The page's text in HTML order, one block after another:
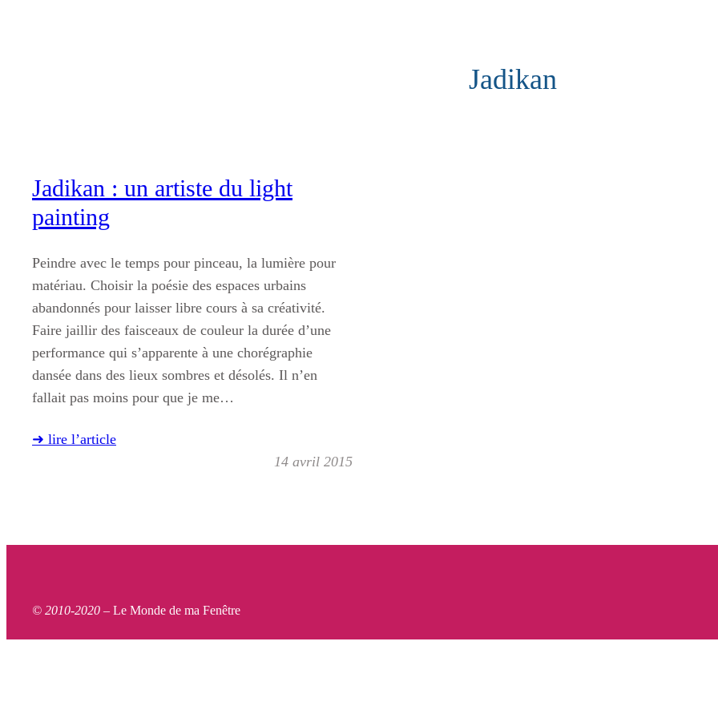
Jadikan
Jadikan : un artiste du light
painting
Peindre avec le temps pour pinceau, la lumière pour
matériau. Choisir la poésie des espaces urbains
abandonnés pour laisser libre cours à sa créativité.
Faire jaillir des faisceaux de couleur la durée d’une
performance qui s’apparente à une chorégraphie
dansée dans des lieux sombres et désolés. Il n’en
fallait pas moins pour que je me…
➜ lire l’article
14 avril 2015
© 2010-2020 – Le Monde de ma Fenêtre